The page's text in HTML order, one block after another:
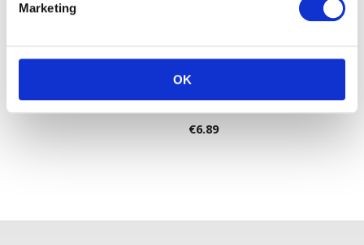
Marketing
OK
Pampers Active Fit Midi 3
48ST
Zwitsal Zeepvrije wasgel
5.00
uit 5
€6.89